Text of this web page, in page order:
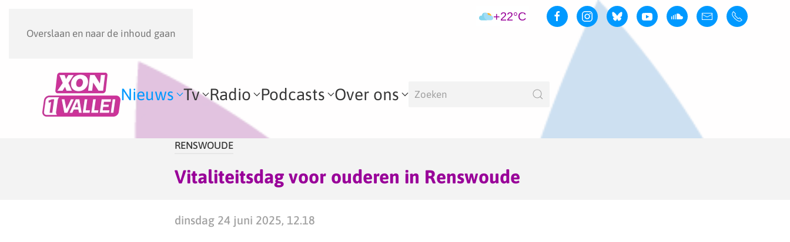
Overslaan en naar de inhoud gaan
+22°C
Nieuws Tv Radio Podcasts Over ons
RENSWOUDE
Vitaliteitsdag voor ouderen in Renswoude
dinsdag 24 juni 2025, 12.18